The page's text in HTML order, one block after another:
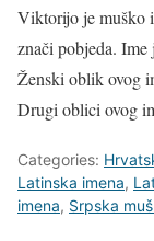
Viktorijo je muško
znači pobjeda.
Ženski oblik ovog
Drugi oblici ovog
Categories:
Latinska imena,
imena, Srpska